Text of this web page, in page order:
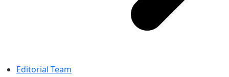
Editorial Team